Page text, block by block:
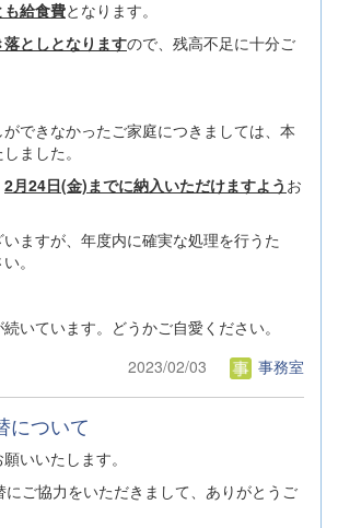
給食費となります。
としとなりますので、残高不足に十分ご
できなかったご家庭につきましては、本
ました。
2月24日(金)までに納入いただけますよう お
ますが、年度内に確実な処理を行うた
。
いています。どうかご自愛ください。
2023/02/03
事務室
について
いいたします。
にご協力をいただきまして、ありがとうご